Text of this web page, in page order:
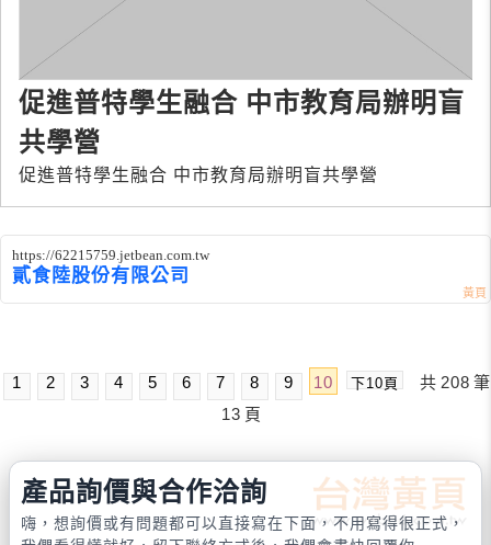
促進普特學生融合 中市教育局辦明盲
共學營
促進普特學生融合 中市教育局辦明盲共學營
https://62215759.jetbean.com.tw
貳食陸股份有限公司
1 2 3 4 5 6 7 8 9 10 下10頁 共 208 筆
13 頁
產品詢價與合作洽詢
嗨，想詢價或有問題都可以直接寫在下面，不用寫得很正式，